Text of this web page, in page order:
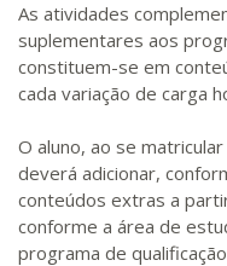
As atividades
suplementares aos
constituem-se em
cada variação de carga
O aluno, ao se
deverá adicionar,
conteúdos extras a
conforme a área de
programa de